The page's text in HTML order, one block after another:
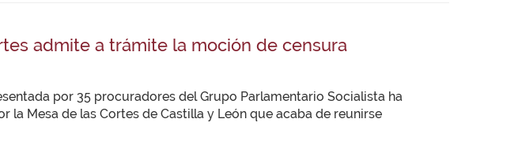
admite a trámite la moción de censura
por 35 procuradores del Grupo Parlamentario Socialista ha
la Mesa de las Cortes de Castilla y León que acaba de reunirse